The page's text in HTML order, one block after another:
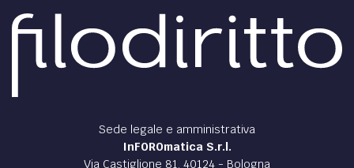
Sede legale e amministrativa
InFOROmatica S.r.l.
Via Castiglione 81, 40124 - Bologna